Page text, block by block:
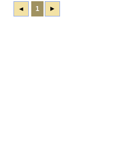
◄ 1 ►